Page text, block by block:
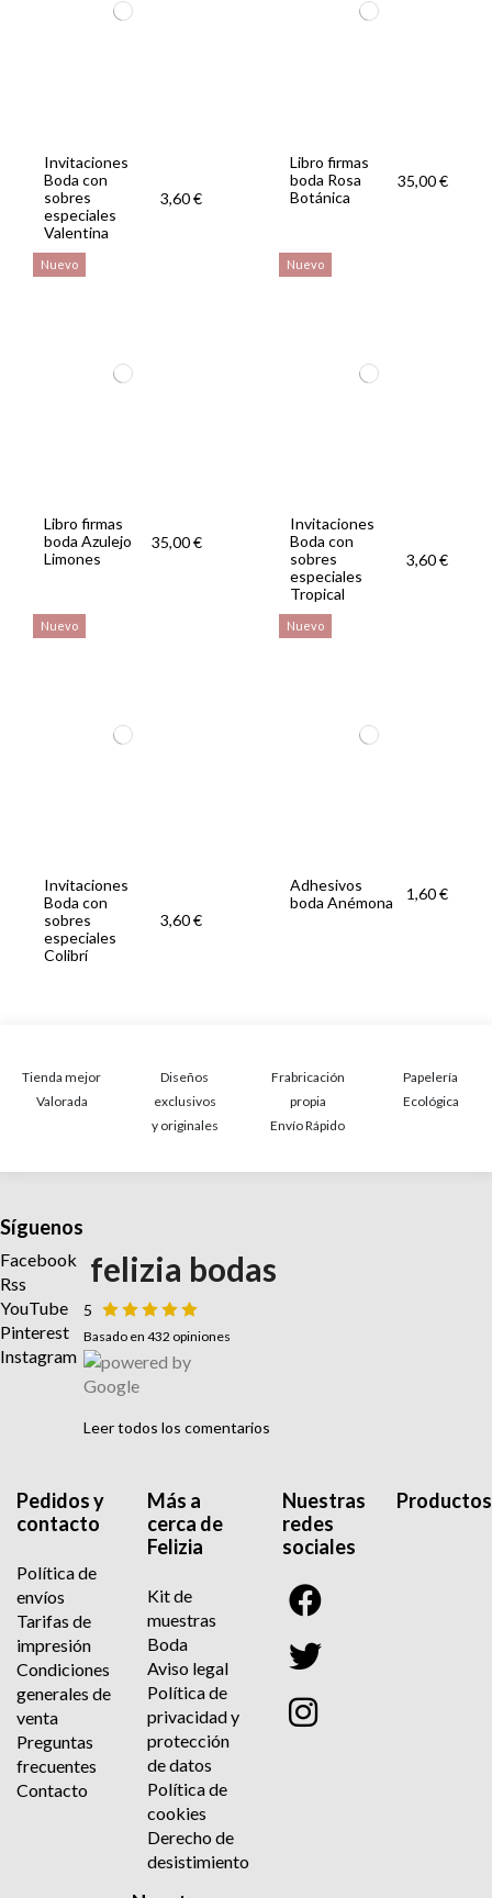
Invitaciones
Boda con
sobres
especiales
Valentina
3,60 €
Libro firmas
boda Rosa
Botánica
35,00 €
Nuevo
Libro firmas
boda Azulejo
Limones
35,00 €
Nuevo
Invitaciones
Boda con
sobres
especiales
Tropical
3,60 €
Nuevo
Invitaciones
Boda con
sobres
especiales
Colibrí
3,60 €
Nuevo
Adhesivos
boda Anémona
1,60 €
Tienda mejor
Valorada
Diseños
exclusivos
y originales
Frabricación
propia
Envío Rápido
Papelería
Ecológica
Síguenos
Facebook
Rss
YouTube
Pinterest
Instagram
felizia bodas
5
Basado en 432 opiniones
Leer todos los comentarios
Pedidos y
contacto
Política de
envíos
Tarifas de
impresión
Condiciones
generales de
venta
Preguntas
frecuentes
Contacto
Más a
cerca de
Felizia
Kit de
muestras
Boda
Aviso legal
Política de
privacidad y
protección
de datos
Política de
cookies
Derecho de
desistimiento
Nuestras
redes
sociales
Productos